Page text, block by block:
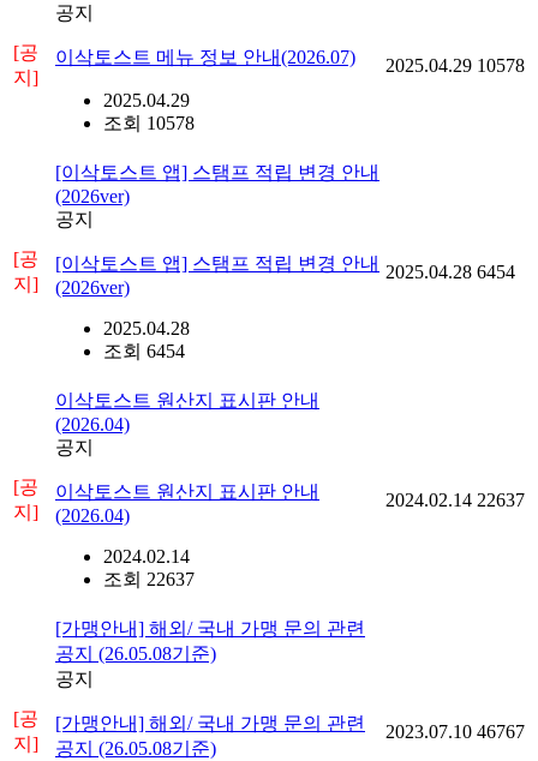
[공
지]
공지
이삭토스트 메뉴 정보 안내(2026.07)
2025.04.29
조회 10578
2025.04.29 10578
[공
지]
[이삭토스트 앱] 스탬프 적립 변경 안내
(2026ver)
공지
[이삭토스트 앱] 스탬프 적립 변경 안내
(2026ver)
2025.04.28
조회 6454
2025.04.28 6454
[공
지]
이삭토스트 원산지 표시판 안내
(2026.04)
공지
이삭토스트 원산지 표시판 안내
(2026.04)
2024.02.14
조회 22637
2024.02.14 22637
[공
지]
[가맹안내] 해외/ 국내 가맹 문의 관련
공지 (26.05.08기준)
공지
[가맹안내] 해외/ 국내 가맹 문의 관련
공지 (26.05.08기준)
2023.07.10 46767